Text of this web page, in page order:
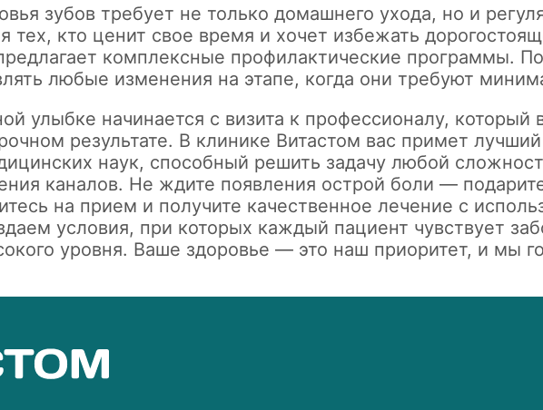
зубов требует не только домашнего ухода, но и
тех, кто ценит свое время и хочет избежать
комплексные профилактические программы.
любые изменения на этапе, когда они требуют
улыбке начинается с визита к профессионалу, который
результате. В клинике Витастом вас примет
наук, способный решить задачу любой
каналов. Не ждите появления острой боли —
на прием и получите качественное лечение с
условия, при которых каждый пациент чувствует
уровня. Ваше здоровье — это наш приоритет, и мы